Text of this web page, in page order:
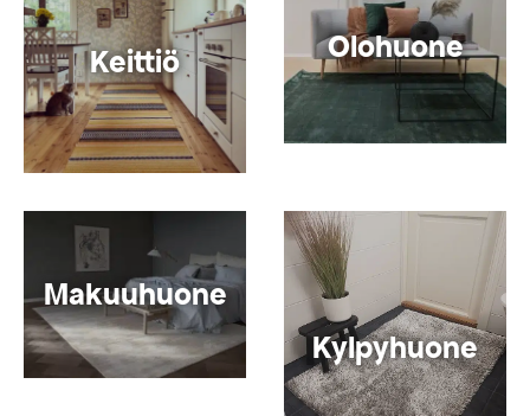
Keittiö Olohuone
Makuuhuone
Kylpyhuone